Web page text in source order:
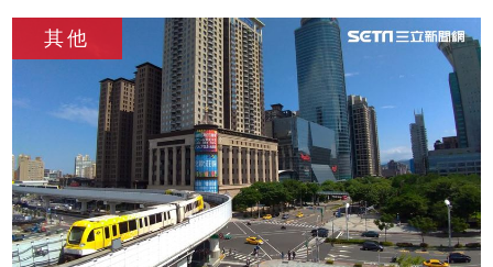
地上15層、地下5層住宅大樓，並導入綠建築與
低碳設計，打造安全宜居環境。針對住戶關心的
分配問題，官方強調採權利變換機制，依價值而
非單純坪數分配，確保產權公開透明。此次計畫
不僅解決海砂屋居住風險，更藉由專業團隊輔
導，展現公私協力加速危老建築更新的典範，為
住戶重塑優質生活空間。
其他